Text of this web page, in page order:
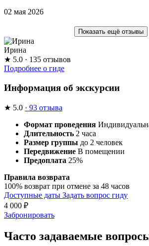
02 мая 2026
Показать ещё отзывы
Ирина
★ 5.0 · 135 отзывов
Подробнее о гиде
Информация об экскурсии
★ 5.0 · 93 отзыва
Формат проведения
Длительность 2 часа
Размер группы до 2 человек
Передвижение В помещении
Предоплата 25%
Правила возврата
100% возврат при отмене за 48 часов
Доступные даты Задать вопрос гиду
4 000 ₽
Забронировать
Часто задаваемые